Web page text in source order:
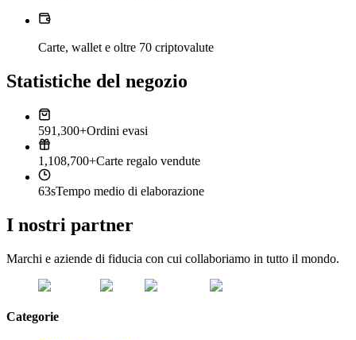
Carte, wallet e oltre 70 criptovalute
Statistiche del negozio
591,300+Ordini evasi
1,108,700+Carte regalo vendute
63sTempo medio di elaborazione
I nostri partner
Marchi e aziende di fiducia con cui collaboriamo in tutto il mondo.
Categorie